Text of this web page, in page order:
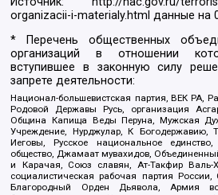
organizacii-i-materialy.html данные на
* Перечень общественных
организаций в отношении
вступившее в законную силу
запрете деятельности:
Национал-большевистская партия, ВЕК РА,
Родовой Державы Русь, организация
Община Капища Веды Перуна, Мужская
Учреждение, Нурджулар, К Богодержавию,
Иеговы, Русское национальное единство,
общество, Джамаат мувахидов,
и Карачая, Союз славян, Ат-Такфир Валь-
социалистическая рабочая партия
Благородный Орден Дьявола, Армия